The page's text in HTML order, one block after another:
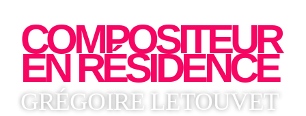
COMPOSITEUR
EN RÉSIDENCE
GRÉGOIRE LETOUVET